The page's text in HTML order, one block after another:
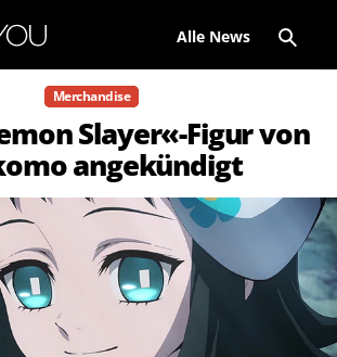
Alle News
Merchandise
Slayer«-Figur von
angekündigt